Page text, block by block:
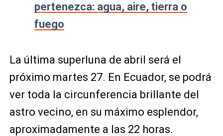
pertenezca: agua, aire, tierra o
fuego
La última superluna de abril será el
próximo martes 27. En Ecuador, se podrá
ver toda la circunferencia brillante del
astro vecino, en su máximo esplendor,
aproximadamente a las 22 horas.